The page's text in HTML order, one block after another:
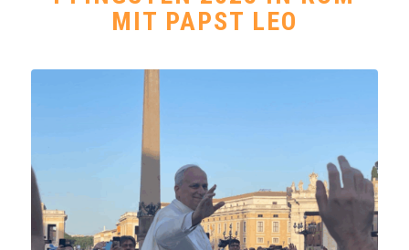
MIT PAPST LEO